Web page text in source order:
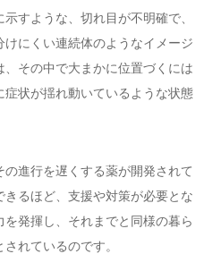
すような、切れ目が不明確で、
にくい連続体のようなイメージ
その中で大まかに位置づくには
症状が揺れ動いているような状態
進行を遅くする薬が開発されて
るほど、支援や対策が必要とな
発揮し、それまでと同様の暮ら
れているのです。